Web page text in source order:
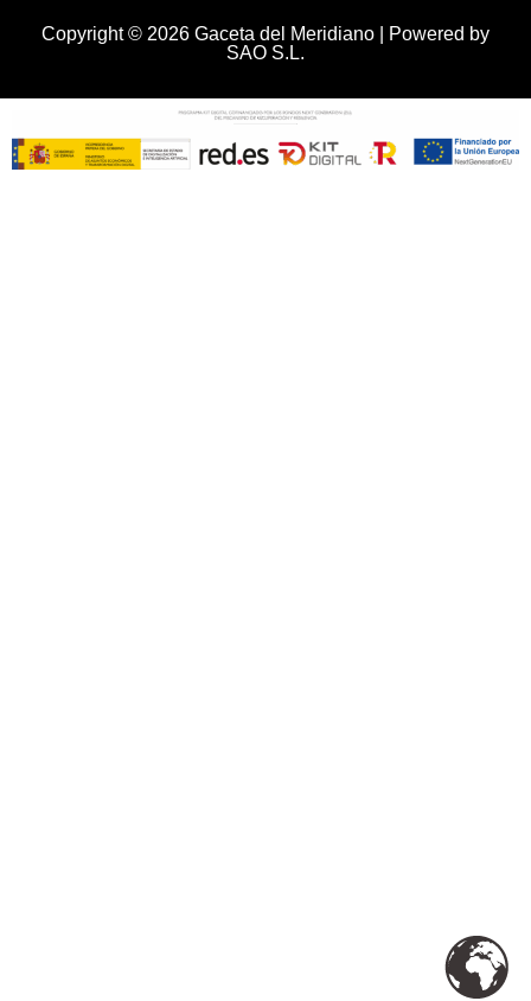
Copyright © 2026 Gaceta del Meridiano | Powered by
SAO S.L.